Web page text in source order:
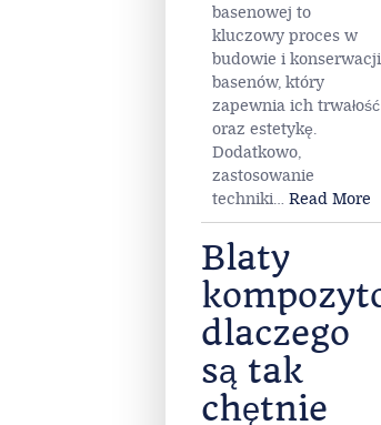
Zgrzewanie folii
basenowej to
budowie i konserwacji
basenów, który
zapewnia ich trwałość
oraz estetykę.
Dodatkowo,
zastosowanie
techniki… Read More